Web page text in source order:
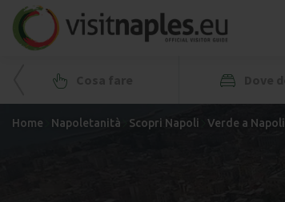
Home Napoletanità Scopri Napoli Verde a